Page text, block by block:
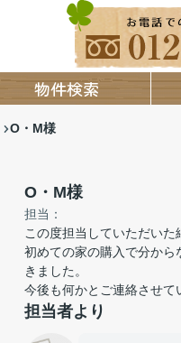
物件検索
O・M様
O・M様
担当：
この度担当していただいた
初めての家の購入で分から
きました。
今後も何かとご連絡させて
担当者より